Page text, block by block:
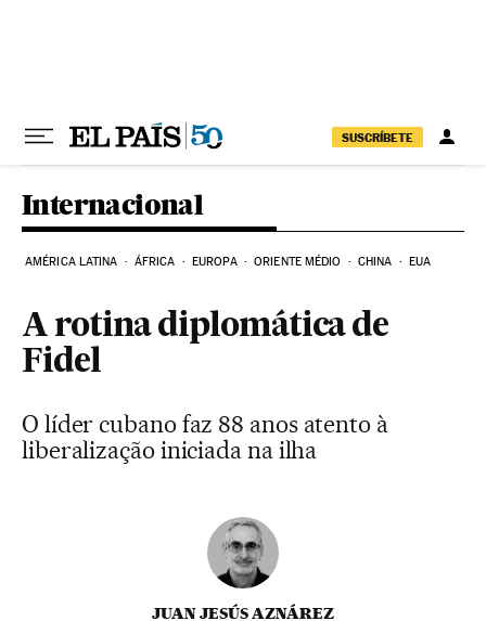
SUSCRÍBETE
Internacional
AMÉRICA LATINA ÁFRICA EUROPA ORIENTE MÉDIO CHINA EUA
A rotina diplomática de
Fidel
O líder cubano faz 88 anos atento à
liberalização iniciada na ilha
JUAN JESÚS AZNÁREZ